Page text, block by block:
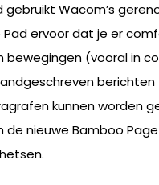
gebruikt Wacom’s
ervoor dat je er
(vooral in
kunnen worden
de nieuwe Bamboo